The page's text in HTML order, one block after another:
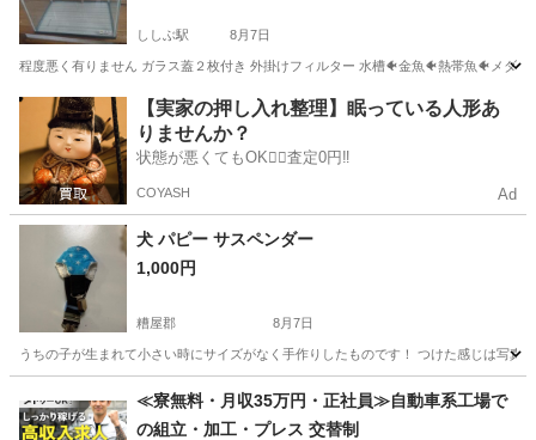
ししぶ駅 8月7日
程度悪く有りません ガラス蓋２枚付き 外掛けフィルター 水槽🐠金魚🐠熱帯魚🐠メダカ
福岡 古賀市 ししぶ駅 その他 水槽
【実家の押し入れ整理】眠っている人形あ
りませんか？
状態が悪くてもOK🙆‍♀️査定0円‼️
COYASH Ad
犬 パピー サスペンダー
1,000円
糟屋郡 8月7日
うちの子が生まれて小さい時にサイズがなく手作りしたものです！ つけた感じは写真
その他
≪寮無料・月収35万円・正社員≫自動車系工場で
の組立・加工・プレス 交替制